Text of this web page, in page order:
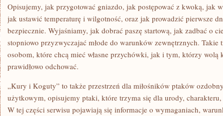
Opisujemy, jak przygotować gniazdo, jak postępować z kwoką, jak
jak ustawić temperaturę i wilgotność, oraz jak prowadzić pierwsze
bezpiecznie. Wyjaśniamy, jak dobrać paszę startową, jak zadbać o
stopniowo przyzwyczajać młode do warunków zewnętrznych. Takie
osobom, które chcą mieć własne przychówki, jak i tym, którzy wolą
prawidłowo odchować.
„Kury i Koguty” to także przestrzeń dla miłośników ptaków
użytkowym, opisujemy ptaki, które trzyma się dla urody,
W tej części serwisu pojawiają się informacje o wymaganiach,